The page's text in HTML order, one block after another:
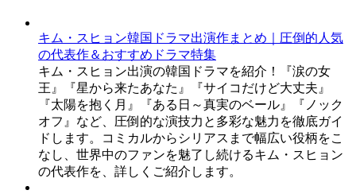
キム・スヒョン韓国ドラマ出演作まとめ｜圧倒的人気
の代表作＆おすすめドラマ特集
キム・スヒョン出演の韓国ドラマを紹介！『涙の女
王』『星から来たあなた』『サイコだけど大丈夫』
『太陽を抱く月』『ある日～真実のベール』『ノック
オフ』など、圧倒的な演技力と多彩な魅力を徹底ガイ
ドします。コミカルからシリアスまで幅広い役柄をこ
なし、世界中のファンを魅了し続けるキム・スヒョン
の代表作を、詳しくご紹介します。